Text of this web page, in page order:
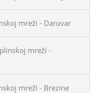
mreži - Daruvar
mreži -
mreži - Brezine